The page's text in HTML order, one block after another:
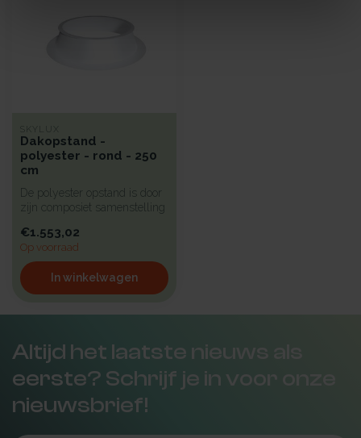
SKYLUX
Dakopstand -
polyester - rond - 250
cm
De polyester opstand is door
zijn composiet samenstelling
€1.553,02
Op voorraad
In winkelwagen
Altijd het laatste nieuws als
eerste? Schrijf je in voor onze
nieuwsbrief!